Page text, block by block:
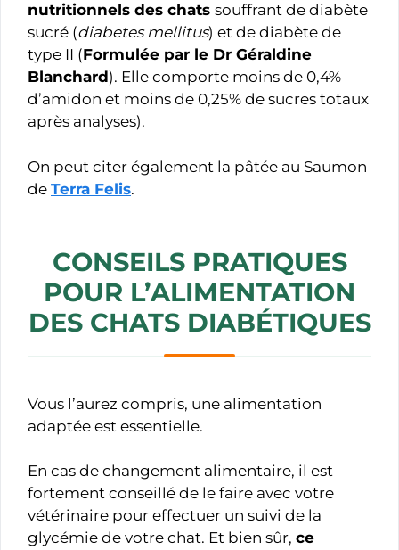
nutritionnels des chats souffrant de diabète
sucré (diabetes mellitus) et de diabète de
type II (Formulée par le Dr Géraldine
Blanchard). Elle comporte moins de 0,4%
d’amidon et moins de 0,25% de sucres totaux
après analyses).
On peut citer également la pâtée au Saumon
de Terra Felis.
CONSEILS PRATIQUES
POUR L’ALIMENTATION
DES CHATS DIABÉTIQUES
Vous l’aurez compris, une alimentation
adaptée est essentielle.
En cas de changement alimentaire, il est
fortement conseillé de le faire avec votre
vétérinaire pour effectuer un suivi de la
glycémie de votre chat. Et bien sûr, ce